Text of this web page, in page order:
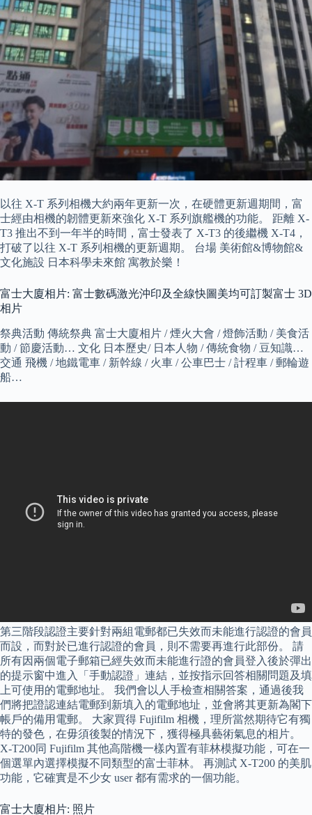
以往 X-T 系列相機大約兩年更新一次，在硬體更新週期間，富
士經由相機的韌體更新來強化 X-T 系列旗艦機的功能。 距離 X-
T3 推出不到一年半的時間，富士發表了 X-T3 的後繼機 X-T4，
打破了以往 X-T 系列相機的更新週期。 台場 美術館&博物館&
文化施設 日本科學未來館 寓教於樂！
富士大廈相片: 富士數碼激光沖印及全線快圖美均可訂製富士 3D
相片
祭典活動 傳統祭典 富士大廈相片 / 煙火大會 / 燈飾活動 / 美食活
動 / 節慶活動… 文化 日本歷史/ 日本人物 / 傳統食物 / 豆知識…
交通 飛機 / 地鐵電車 / 新幹線 / 火車 / 公車巴士 / 計程車 / 郵輪遊
船…
第三階段認證主要針對兩組電郵都已失效而未能進行認證的會員
而設，而對於已進行認證的會員，則不需要再進行此部份。 請
所有因兩個電子郵箱已經失效而未能進行證的會員登入後於彈出
的提示窗中進入「手動認證」連結，並按指示回答相關問題及填
上可使用的電郵地址。 我們會以人手檢查相關答案，通過後我
們將把證認連結電郵到新填入的電郵地址，並會將其更新為閣下
帳戶的備用電郵。 大家買得 Fujifilm 相機，理所當然期待它有獨
特的發色，在毋須後製的情況下，獲得極具藝術氣息的相片。
X-T200同 Fujifilm 其他高階機一樣內置有菲林模擬功能，可在一
個選單內選擇模擬不同類型的富士菲林。 再測試 X-T200 的美肌
功能，它確實是不少女 user 都有需求的一個功能。
富士大廈相片: 照片